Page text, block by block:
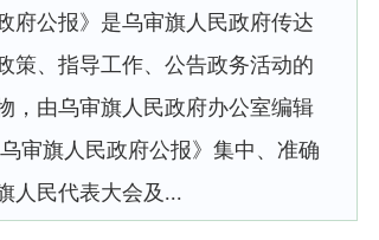
府公报》是乌审旗人民政府传达
策、指导工作、公告政务活动的
，由乌审旗人民政府办公室编辑
旗人民政府公报》集中、准确
人民代表大会及...